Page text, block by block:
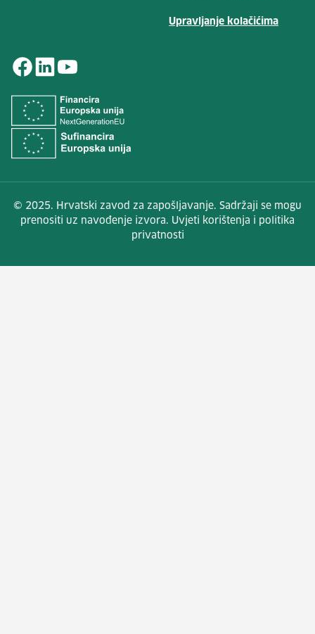
Upravljanje kolačićima
© 2025. Hrvatski zavod za zapošljavanje. Sadržaji se mogu
prenositi uz navođenje izvora. Uvjeti korištenja i politika
privatnosti